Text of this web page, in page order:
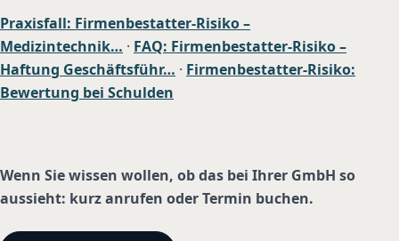
Praxisfall: Firmenbestatter-Risiko –
Medizintechnik… · FAQ: Firmenbestatter-Risiko –
Haftung Geschäftsführ… · Firmenbestatter-Risiko:
Bewertung bei Schulden
Wenn Sie wissen wollen, ob das bei Ihrer GmbH so
aussieht: kurz anrufen oder Termin buchen.